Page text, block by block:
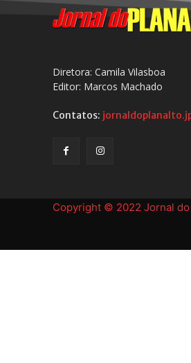
Diretora: Camila Vilasboa
Editor: Marcos Machado
Contatos:
Copyright © 2022 Jornal do